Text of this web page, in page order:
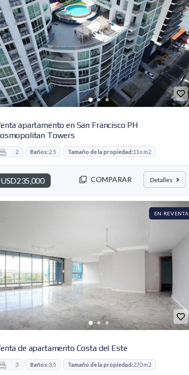
apartamento en San Francisco PH
Towers
USD235,000
2 Baños:2.5 Tamaño de la propiedad:11o m2
COMPARAR Detalles
EN REVENTA
de apartamento Costa del Este
3 Baños:3.5 Tamaño de la propiedad:270 m2